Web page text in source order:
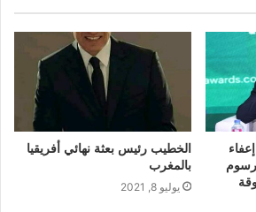
الخطيب رئيس بعثة نهائي أفريقيا
بالمغرب
يوليو 8, 2021